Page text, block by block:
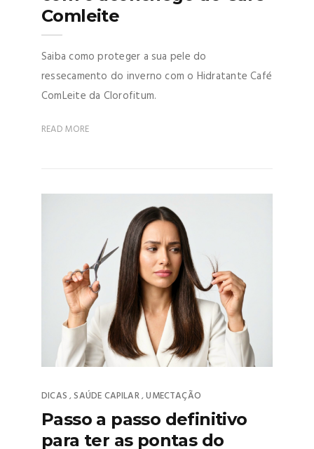
Comleite
Saiba como proteger a sua pele do
ressecamento do inverno com o Hidratante Café
ComLeite da Clorofitum.
READ MORE
DICAS ,SAÚDE CAPILAR,UMECTAÇÃO
Passo a passo definitivo
para ter as pontas do